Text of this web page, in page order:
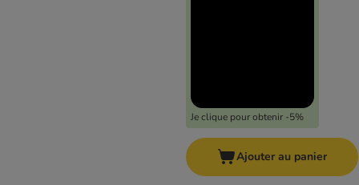
Je clique pour obtenir -5%
Ajouter au panier